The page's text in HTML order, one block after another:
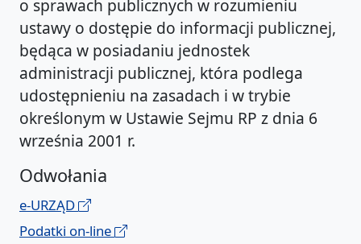
o sprawach publicznych w rozumieniu
ustawy o dostępie do informacji publicznej,
będąca w posiadaniu jednostek
administracji publicznej, która podlega
udostępnieniu na zasadach i w trybie
określonym w Ustawie Sejmu RP z dnia 6
września 2001 r.
Odwołania
e-URZĄD
Podatki on-line